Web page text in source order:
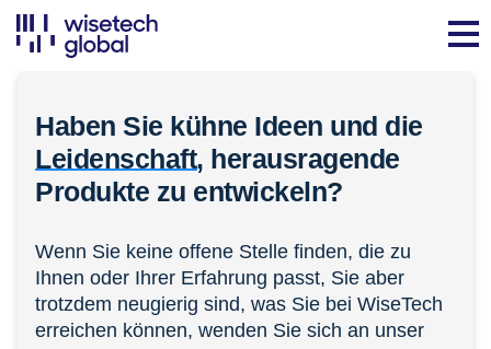
Haben Sie kühne Ideen und die
Leidenschaft, herausragende
Produkte zu entwickeln?
Wenn Sie keine offene Stelle finden, die zu
Ihnen oder Ihrer Erfahrung passt, Sie aber
trotzdem neugierig sind, was Sie bei WiseTech
erreichen können, wenden Sie sich an unser